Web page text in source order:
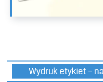
Wydruk etykiet –